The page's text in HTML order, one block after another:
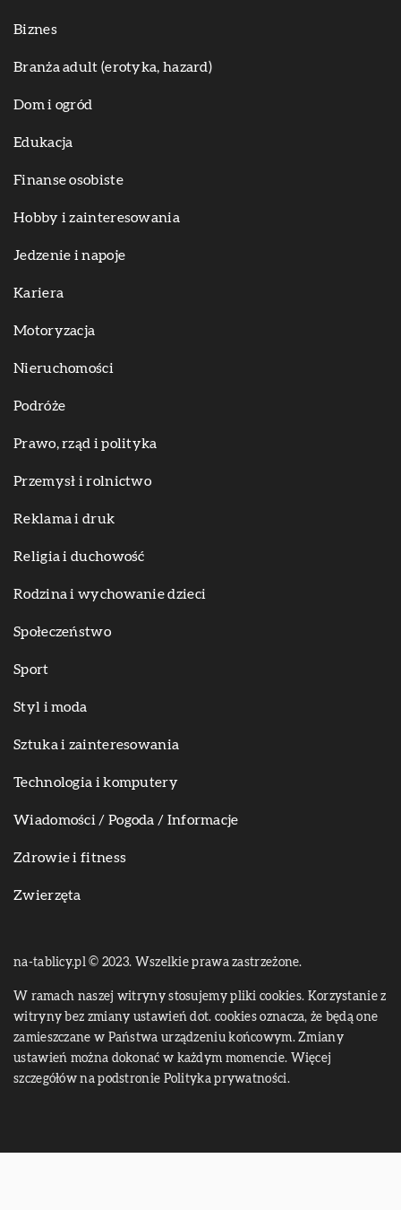
Biznes
Branża adult (erotyka, hazard)
Dom i ogród
Edukacja
Finanse osobiste
Hobby i zainteresowania
Jedzenie i napoje
Kariera
Motoryzacja
Nieruchomości
Podróże
Prawo, rząd i polityka
Przemysł i rolnictwo
Reklama i druk
Religia i duchowość
Rodzina i wychowanie dzieci
Społeczeństwo
Sport
Styl i moda
Sztuka i zainteresowania
Technologia i komputery
Wiadomości / Pogoda / Informacje
Zdrowie i fitness
Zwierzęta
na-tablicy.pl © 2023. Wszelkie prawa zastrzeżone.
W ramach naszej witryny stosujemy pliki cookies. Korzystanie z
witryny bez zmiany ustawień dot. cookies oznacza, że będą one
zamieszczane w Państwa urządzeniu końcowym. Zmiany
ustawień można dokonać w każdym momencie. Więcej
szczegółów na podstronie Polityka prywatności.